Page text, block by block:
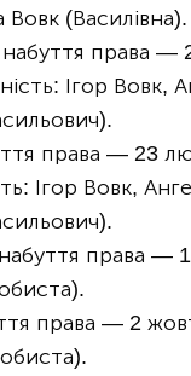
Вовк (Василівна).
права
Ігор Вовк,
права — 23
Ігор Вовк,
права —
права — 2